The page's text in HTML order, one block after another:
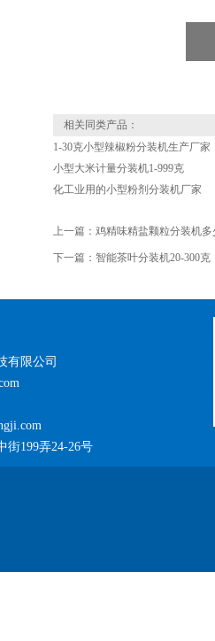
相关同类产品：
1-30克小型辣椒粉分装机生产厂家
小型大米计量分装机1-999克
化工业用的小型粉剂分装机厂家
上一篇： 鸡精味精盐颗粒分装机多
下一篇： 智能茶叶分装机20-300克
有限公司
街199弄24-26号